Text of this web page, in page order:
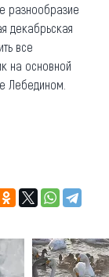
разнообразие
декабрьская
все
на основной
Лебедином.